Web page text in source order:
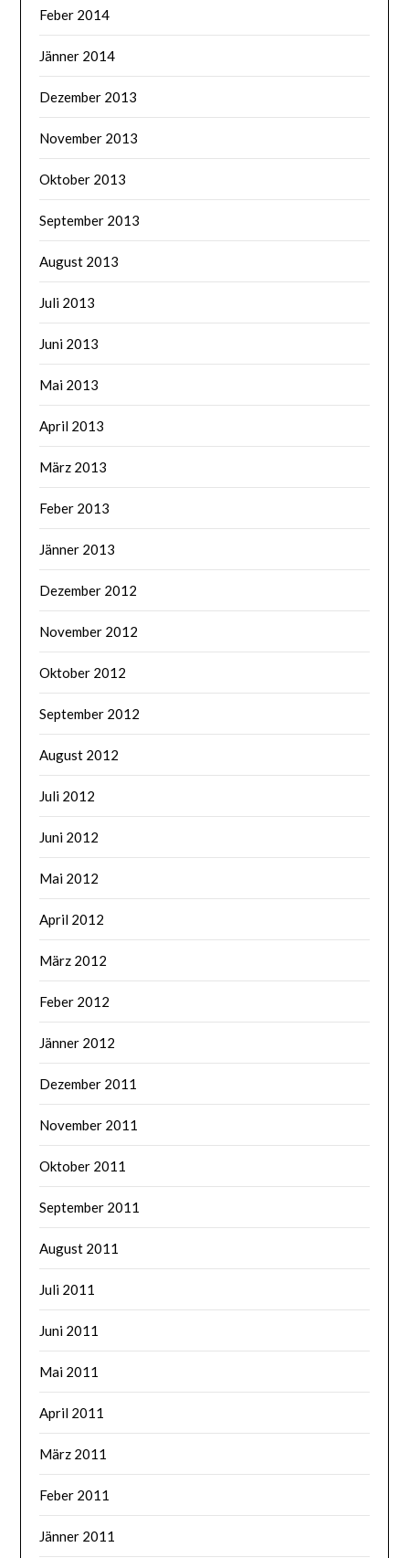
Feber 2014
Jänner 2014
Dezember 2013
November 2013
Oktober 2013
September 2013
August 2013
Juli 2013
Juni 2013
Mai 2013
April 2013
März 2013
Feber 2013
Jänner 2013
Dezember 2012
November 2012
Oktober 2012
September 2012
August 2012
Juli 2012
Juni 2012
Mai 2012
April 2012
März 2012
Feber 2012
Jänner 2012
Dezember 2011
November 2011
Oktober 2011
September 2011
August 2011
Juli 2011
Juni 2011
Mai 2011
April 2011
März 2011
Feber 2011
Jänner 2011